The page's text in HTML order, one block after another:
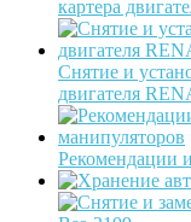
картера
Снятие и
двигателя
Рекомендации